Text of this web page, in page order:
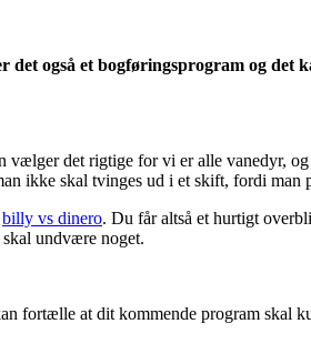
også et bogføringsprogram og det
det rigtige for vi er alle vanedyr,
ikke skal tvinges ud i et skift, fordi man
billy vs dinero. Du får altså et hurtigt
undvære noget.
at dit kommende program skal